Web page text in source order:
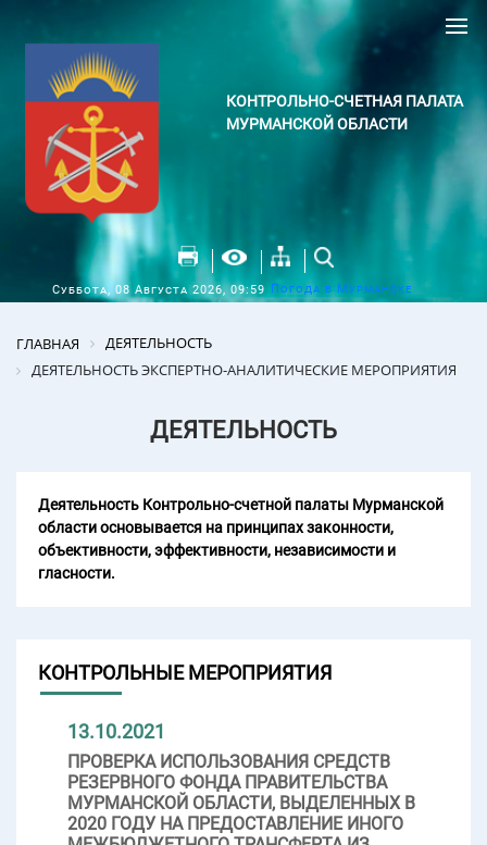
КОНТРОЛЬНО-СЧЕТНАЯ ПАЛАТА
МУРМАНСКОЙ ОБЛАСТИ
Суббота, 08 Августа 2026, 09:59 Погода в Мурманске
ГЛАВНАЯ
ДЕЯТЕЛЬНОСТЬ
ДЕЯТЕЛЬНОСТЬ ЭКСПЕРТНО-АНАЛИТИЧЕСКИЕ МЕРОПРИЯТИЯ
ДЕЯТЕЛЬНОСТЬ
Деятельность Контрольно-счетной палаты Мурманской
области основывается на принципах законности,
объективности, эффективности, независимости и
гласности.
КОНТРОЛЬНЫЕ МЕРОПРИЯТИЯ
13.10.2021
ПРОВЕРКА ИСПОЛЬЗОВАНИЯ СРЕДСТВ
РЕЗЕРВНОГО ФОНДА ПРАВИТЕЛЬСТВА
МУРМАНСКОЙ ОБЛАСТИ, ВЫДЕЛЕННЫХ В
2020 ГОДУ НА ПРЕДОСТАВЛЕНИЕ ИНОГО